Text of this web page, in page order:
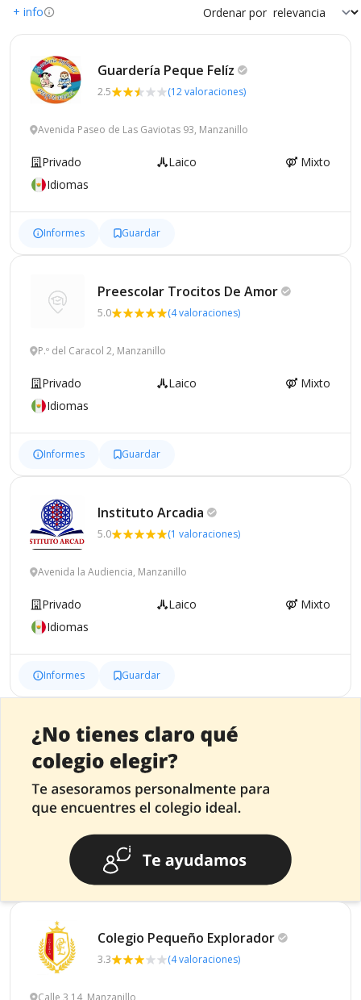
+ info Ordenar por
Guardería Peque Felíz
2.5 (12 valoraciones)
Avenida Paseo de Las Gaviotas 93, Manzanillo
Privado Laico
Mixto
Idiomas
Informes Guardar
Preescolar Trocitos De Amor
5.0 (4 valoraciones)
P.º del Caracol 2, Manzanillo
Privado Laico
Mixto
Idiomas
Informes Guardar
Instituto Arcadia
5.0 (1 valoraciones)
Avenida la Audiencia, Manzanillo
Privado Laico
Mixto
Idiomas
Informes Guardar
Colegio Pequeño Explorador
3.3 (4 valoraciones)
Calle 3 14, Manzanillo